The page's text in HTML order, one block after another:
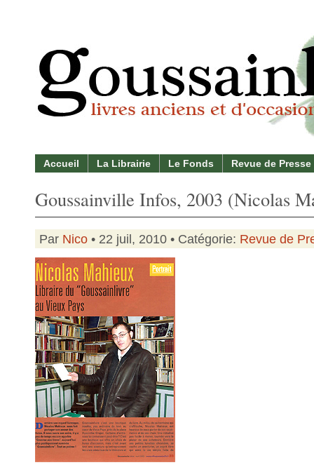
Accueil La Librairie Le Fonds Revue de Presse
Goussainville Infos, 2003 (Nicolas
Par Nico • 22 juil, 2010 • Catégorie: Revue de